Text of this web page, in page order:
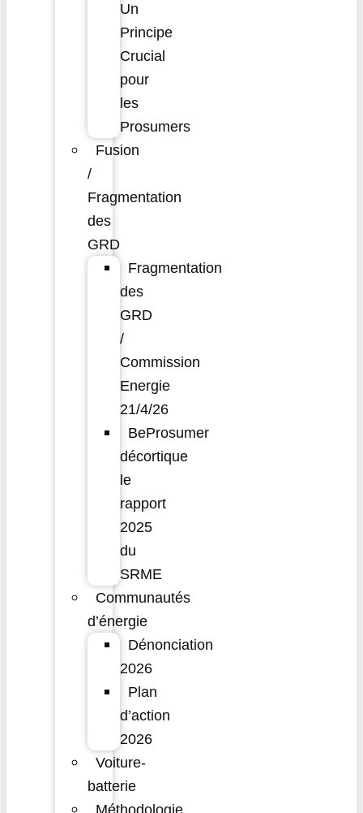
Un
Principe
Crucial
pour
les
Prosumers
Fusion
/
Fragmentation
des
GRD
Fragmentation
des
GRD
/
Commission
Energie
21/4/26
BeProsumer
décortique
le
rapport
2025
du
SRME
Communautés
d’énergie
Dénonciation
2026
Plan
d’action
2026
Voiture-
batterie
Méthodologie